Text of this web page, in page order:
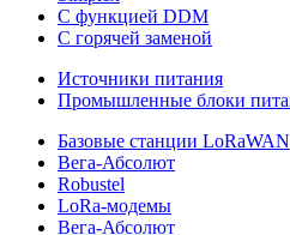
С функцией DDM
С горячей заменой
Источники питания
Промышленные блоки
Базовые станции LoRaWAN
Вега-Абсолют
Robustel
LoRa-модемы
Вега-Абсолют